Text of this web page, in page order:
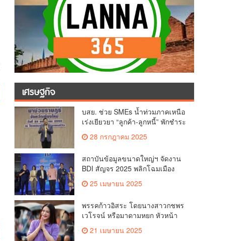
เศรษฐกิจ
บสย. ช่วย SMEs น้ำท่วมภาคเหนือ
เร่งเยียวยา “ลูกค้า-ลูกหนี้” พักชำระ
ค่าธรรมเนียม-ค่างวด
28 กรกฎาคม 2025
สถาบันข้อมูลขนาดใหญ่ฯ จัดงาน
BDI สัญจร 2025 พลิกโฉมเมือง
ด้วย Big Data & AI ครั้งที่ 2 ที่
จ.เชียงใหม่ ผลักดันการใช้ข้อมูล
คุณภาพชีวิตของชาวเชียงใหม่
25 เมษายน 2025
พรรคก้าวอิสระ โดยนางสาวกชพร
เวโรจน์ หรือมาดามหยก หัวหน้า
พรรคฯ จัดการประชุมใหญ่สามัญ
ประจำปี 2568 พรรคก้าวอิสระ ครั้ง
21 เมษายน 2025